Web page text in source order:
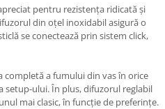
pentru rezistența ridicată și
din oțel inoxidabil asigură o
se conectează prin sistem click,
completă a fumului din vas în orice
ului. În plus, difuzorul reglabil
mai clasic, în funcție de preferințe.